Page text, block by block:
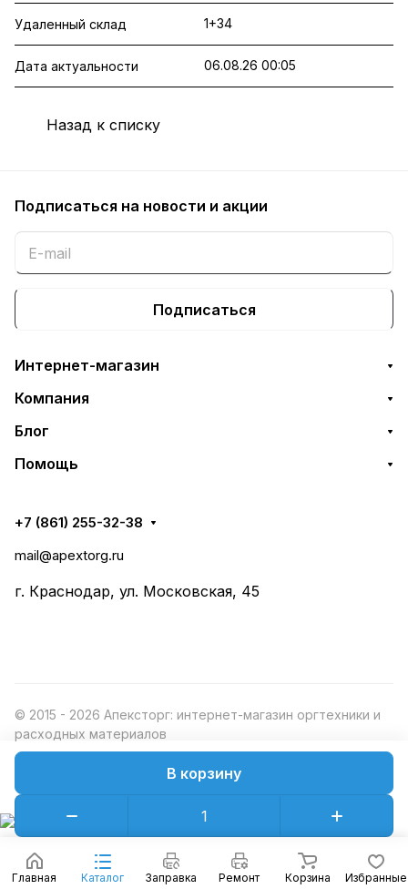
В корзину
Удаленный склад 1+34
Дата актуальности 06.08.26 00:05
Назад к списку
Главная Каталог Заправка Ремонт Корзина Избранные
Подписаться на новости и акции
Подписаться
Интернет-магазин
Компания
Блог
Помощь
+7 (861) 255-32-38
mail@apextorg.ru
г. Краснодар, ул. Московская, 45
© 2015 - 2026 Апексторг: интернет-магазин оргтехники и
расходных материалов
Конфиденциальность